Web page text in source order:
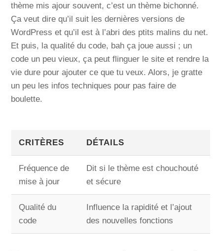
thème mis ajour souvent, c’est un thème bichonné.
Ça veut dire qu’il suit les dernières versions de
WordPress et qu’il est à l’abri des ptits malins du net.
Et puis, la qualité du code, bah ça joue aussi ; un
code un peu vieux, ça peut flinguer le site et rendre la
vie dure pour ajouter ce que tu veux. Alors, je gratte
un peu les infos techniques pour pas faire de
boulette.
CRITÈRES DÉTAILS
Fréquence de
mise à jour
Dit si le thème est chouchouté
et sécure
Qualité du
code
Influence la rapidité et l’ajout
des nouvelles fonctions